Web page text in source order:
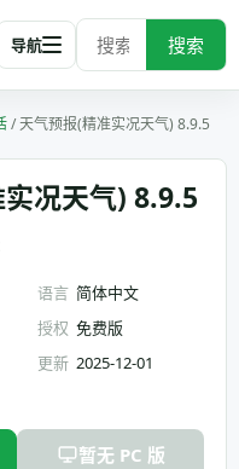
搜索
导航
/天气预报(精准实况天气) 8.9.5
况天气) 8.9.5
语言 简体中文
授权 免费版
更新 2025-12-01
暂无 PC 版